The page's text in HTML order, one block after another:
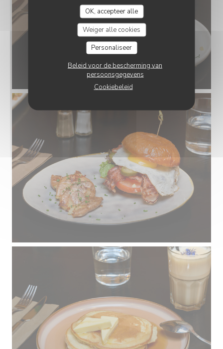
OK, accepteer alle
Weiger alle cookies
Personaliseer
Beleid voor de bescherming van
persoonsgegevens
Cookiebeleid